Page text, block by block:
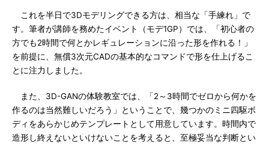
これを半日で3Dモデリングできる方は、相当な「手練れ」で
す。筆者が講師を務めたイベント（モデ1GP）では、「初心者の
方でも2時間で何とかレギュレーションに沿った形を作れる！」
を前提に、無償3次元CADの基本的なコマンドで形を仕上げるこ
とに注力しました。
また、3D-GANの体験教室では、「2～3時間でゼロから何かを
作るのは当然難しいだろう」ということで、幾つかのミニ四駆ボ
ディをあらかじめテンプレートとして用意しています。時間内で
造形し終えないといけないことを考えると、至極妥当な判断とい